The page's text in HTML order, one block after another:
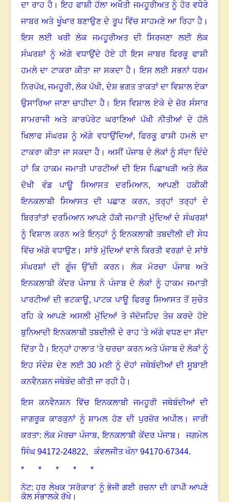
ਦਾ ਰਾਹ ਹੈ।ਇਹ ਫਾਸ਼ੀ ਹੱਲਾ ਅਖੌਤੀ ਜਮਹੂਰੀਅਤ ਨੂੰ ਹੋਰ ਵਧੇਰੇ
ਜਾਬਰ ਅਤੇ ਖੂੰਖਾਰ ਬਣਾਉਣ ਦੇ ਰੂਪ ਵਿੱਚ ਸਾਹਮਣੇ ਆ ਰਿਹਾ ਹੈ ।
ਇਸ ਲਈ ਖਰੀ ਲੋਕ ਜਮਹੂਰੀਅਤ ਦੀ ਸਿਰਜਣਾ ਲਈ ਲੋਕ
ਸੰਘਰਸ਼ਾਂ ਨੂੰ ਅੱਗੇ ਵਧਾਉਂਦੇ ਹੋਏ ਹੀ ਇਸ ਜਾਬਰ ਫਿਰਕੂ ਫਾਸ਼ੀ
ਹਮਲੇ ਦਾ ਟਾਕਰਾ ਕੀਤਾ ਜਾ ਸਕਦਾ ਹੈ ।ਇਸ ਲਈ ਸਭਨਾਂ ਧਰਮ
ਨਿਰਪੱਖ,ਜਮਹੂਰੀ,ਲੋਕ ਪੱਖੀ,ਦੇਸ਼ ਭਗਤ ਤਾਕਤਾਂ ਦਾ ਵਿਸ਼ਾਲ ਏਕਾ
ਉਸਾਰਿਆ ਜਾਣਾ ਚਾਹੀਦਾ ਹੈ ।ਇਸ ਵਿਸ਼ਾਲ ਏਕੇ ਦੇ ਜ਼ੋਰ ਸੰਸਾਰ
ਸਾਮਰਾਜੀ ਅਤੇ ਕਾਰਪੋਰੇਟ ਘਰਾਣਿਆਂ ਪੱਖੀ ਨੀਤੀਆਂ ਦੇ ਹੱਲੇ
ਖਿਲਾਫ ਸੰਘਰਸ਼ ਨੂੰ ਅੱਗੇ ਵਧਾਉਂਦਿਆਂ, ਫਿਰਕੂ ਫਾਸ਼ੀ ਹਮਲੇ ਦਾ
ਟਾਕਰਾ ਕੀਤਾ ਜਾ ਸਕਦਾ ਹੈ ।ਅਸੀਂ ਪੰਜਾਬ ਦੇ ਲੋਕਾਂ ਨੂੰ ਸੱਦਾ ਦਿੰਦੇ
ਹਾਂ ਕਿ ਹਾਕਮ ਜਮਾਤੀ ਪਾਰਟੀਆਂ ਦੀ ਇਸ ਪਿਛਾਖੜੀ ਅਤੇ ਲੋਕ
ਦੋਖੀ ਵੰਡ ਪਾਊ ਸਿਆਸਤ ਦਰਮਿਆਨ, ਆਪਣੀ ਹਕੀਕੀ
ਇਨਕਲਾਬੀ ਸਿਆਸਤ ਦੀ ਪਛਾਣ ਕਰਨ, ਤਰ੍ਹਾਂ ਤਰ੍ਹਾਂ ਦੇ
ਬਿਰਤਾਂਤਾਂ ਦਰਮਿਆਨ ਆਪਣੇ ਹੱਕੀ ਜਮਾਤੀ ਮੁੱਦਿਆਂ ਦੇ ਸੰਘਰਸ਼ਾਂ
ਨੂੰ ਵਿਸ਼ਾਲ ਕਰਨ ਅਤੇ ਇਨ੍ਹਾਂ ਨੂੰ ਇਨਕਲਾਬੀ ਤਬਦੀਲੀ ਦੀ ਸੇਧ
ਵਿੱਚ ਅੱਗੇ ਵਧਾਉਣ। ਸਾਂਝੇ ਮੁੱਦਿਆਂ ਵਾਲੇ ਕਿਰਤੀ ਵਰਗਾਂ ਦੇ ਸਾਂਝੇ
ਸੰਘਰਸ਼ਾਂ ਦੀ ਗੂੰਜ ਉੱਚੀ ਕਰਨ।ਲੋਕ ਮੋਰਚਾ ਪੰਜਾਬ ਅਤੇ
ਇਨਕਲਾਬੀ ਕੇਂਦਰ ਪੰਜਾਬ ਨੇ ਪੰਜਾਬ ਦੇ ਲੋਕਾਂ ਨੂੰ ਹਾਕਮ ਜਮਾਤੀ
ਪਾਰਟੀਆਂ ਦੀ ਭਟਕਾਊ,ਪਾਟਕ ਪਾਊ ਫਿਰਕੂ ਸਿਆਸਤ ਤੋਂ ਸੁਚੇਤ
ਰਹਿ ਕੇ ਆਪਣੇ ਅਸਲੀ ਮੁੱਦਿਆਂ ਤੇ ਜੱਦੋਜਹਿਦ ਤੇਜ਼ ਕਰਦੇ ਹੋਏ
ਬੁਨਿਆਦੀ ਇਨਕਲਾਬੀ ਤਬਦੀਲੀ ਦੇ ਰਾਹ ’ਤੇ ਅੱਗੇ ਵਧਣ ਦਾ ਸੱਦਾ
ਦਿੱਤਾ ਹੈ ।ਇਨ੍ਹਾਂ ਹਾਲਾਤ ’ਤੇ ਚਰਚਾ ਕਰਨ ਅਤੇ ਪੰਜਾਬ ਦੇ ਲੋਕਾਂ ਨੂੰ
ਇਹ ਸੰਦੇਸ਼ ਦੇਣ ਲਈ 30ਮਈ ਨੂੰ ਦੋਹਾਂ ਜਥੇਬੰਦੀਆਂ ਦੀ ਸੂਬਾਈ
ਕਨਵੈਨਸ਼ਨ ਜਥੇਬੰਦ ਕੀਤੀ ਜਾ ਰਹੀ ਹੈ ।
ਇਸ ਕਨਵੈਨਸ਼ਨ ਵਿੱਚ ਇਨਕਲਾਬੀ ਜਮਹੂਰੀ ਜਥੇਬੰਦੀਆਂ ਦੀ
ਜਾਗਰੂਕ ਕਾਰਕੁਨਾਂ ਨੂੰ ਸ਼ਾਮਲ ਹੋਣ ਦੀ ਪੁਰਜ਼ੋਰ ਅਪੀਲ ।ਜਾਰੀ
ਕਰਤਾ: ਲੋਕ ਮੋਰਚਾ ਪੰਜਾਬ, ਇਨਕਲਾਬੀ ਕੇਂਦਰ ਪੰਜਾਬ।ਜਗਮੇਲ
ਸਿੰਘ94172-24822,ਕੰਵਲਜੀਤ ਖੰਨਾ 94170-67344.
* * * * *
ਨੋਟ: ਹਰ ਲੇਖਕ ‘ਸਰੋਕਾਰ’ ਨੂੰ ਭੇਜੀ ਗਈ ਰਚਨਾ ਦੀ ਕਾਪੀ ਆਪਣੇ
ਕੋਲ ਸੰਭਾਲਕੇ ਰੱਖੇ।